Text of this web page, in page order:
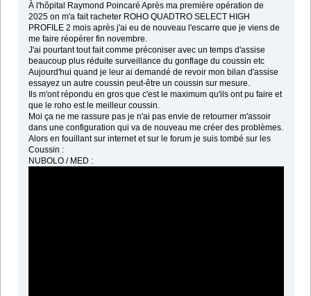
À l'hôpital Raymond Poincaré Après ma première opération de
2025 on m'a fait racheter ROHO QUADTRO SELECT HIGH
PROFILE 2 mois après j'ai eu de nouveau l'escarre que je viens de
me faire réopérer fin novembre.
J'ai pourtant tout fait comme préconiser avec un temps d'assise
beaucoup plus réduite surveillance du gonflage du coussin etc
Aujourd'hui quand je leur ai demandé de revoir mon bilan d'assise
essayez un autre coussin peut-être un coussin sur mesure.
Ils m'ont répondu en gros que c'est le maximum qu'ils ont pu faire et
que le roho est le meilleur coussin.
Moi ça ne me rassure pas je n'ai pas envie de retourner m'assoir
dans une configuration qui va de nouveau me créer des problèmes.
Alors en fouillant sur internet et sur le forum je suis tombé sur les
Coussin :
NUBOLO / MED :